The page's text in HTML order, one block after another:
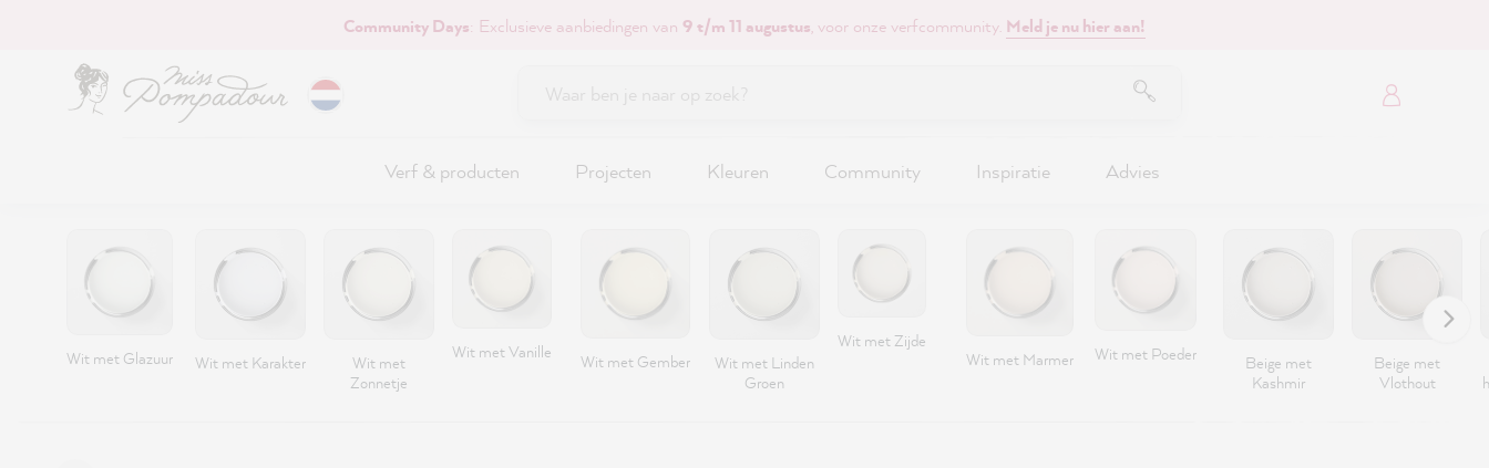
Community Days: Exclusieve aanbiedingen van 9 t/m 11 augustus, voor onze verfcommunity. Meld je nu hier aan!
Verf & producten Projecten Kleuren Community Inspiratie Advies
Wit met Glazuur Wit met Karakter
Wit met
Zonnetje
Wit met Vanille Wit met Gember
Wit met Linden
Groen
Wit met Zijde
Wit met Marmer
Wit met Poeder
Beige met
Kashmir
Beige met
Vlothout